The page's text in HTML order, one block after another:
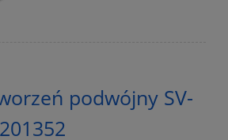
podwójny SV-